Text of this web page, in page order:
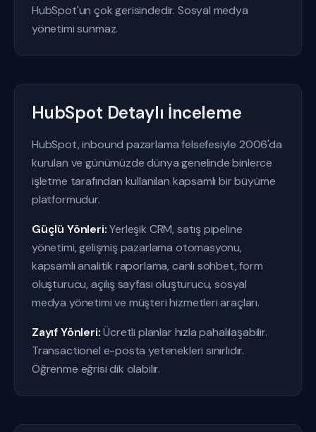
HubSpot'un çok gerisindedir. Sosyal medya
yönetimi sunmaz.
HubSpot Detaylı İnceleme
HubSpot, inbound pazarlama felsefesiyle 2006'da
kurulan ve günümüzde dünya genelinde binlerce
işletme tarafından kullanılan kapsamlı bir büyüme
platformudur.
Güçlü Yönleri:Yerleşik CRM, satış pipeline
yönetimi, gelişmiş pazarlama otomasyonu,
kapsamlı analitik raporlama, canlı sohbet, form
oluşturucu, açılış sayfası oluşturucu, sosyal
medya yönetimi ve müşteri hizmetleri araçları.
Zayıf Yönleri:Ücretli planlar hızla pahalılaşabilir.
Transactionel e-posta yetenekleri sınırlıdır.
Öğrenme eğrisi dik olabilir.